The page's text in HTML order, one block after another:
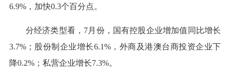
6.9%，加快0.3个百分点。
分经济类型看，7月份，国有控股企业增加值同比增长
3.7%；股份制企业增长6.1%，外商及港澳台商投资企业下
降0.2%；私营企业增长7.3%。